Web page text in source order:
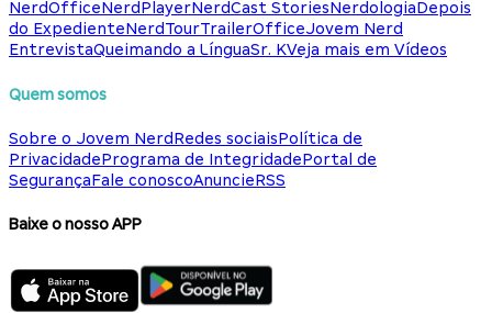
NerdOfficeNerdPlayerNerdCast StoriesNerdologiaDepois
do ExpedienteNerdTourTrailerOfficeJovem Nerd
EntrevistaQueimando a LínguaSr. KVeja mais em Vídeos
Quem somos
Sobre o Jovem NerdRedes sociaisPolítica de
PrivacidadePrograma de IntegridadePortal de
SegurançaFale conoscoAnuncieRSS
Baixe o nosso APP